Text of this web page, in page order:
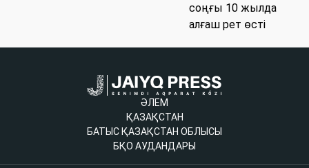
соңғы 10 жылда
алғаш рет өсті
ӘЛЕМ
ҚАЗАҚСТАН
БАТЫС ҚАЗАҚСТАН ОБЛЫСЫ
БҚО АУДАНДАРЫ